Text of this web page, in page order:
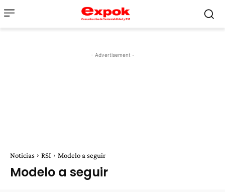
- Advertisement -
Noticias RSI Modelo a seguir
Modelo a seguir